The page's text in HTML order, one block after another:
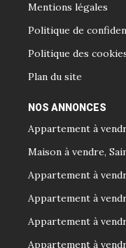
Mentions légales
Politique de
Politique des
Plan du site
NOS ANNONCES
Appartement à
Maison à vendre,
Appartement à
Appartement à
Appartement à
Appartement à